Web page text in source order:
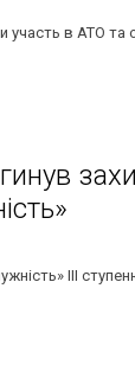
в АТО та
III